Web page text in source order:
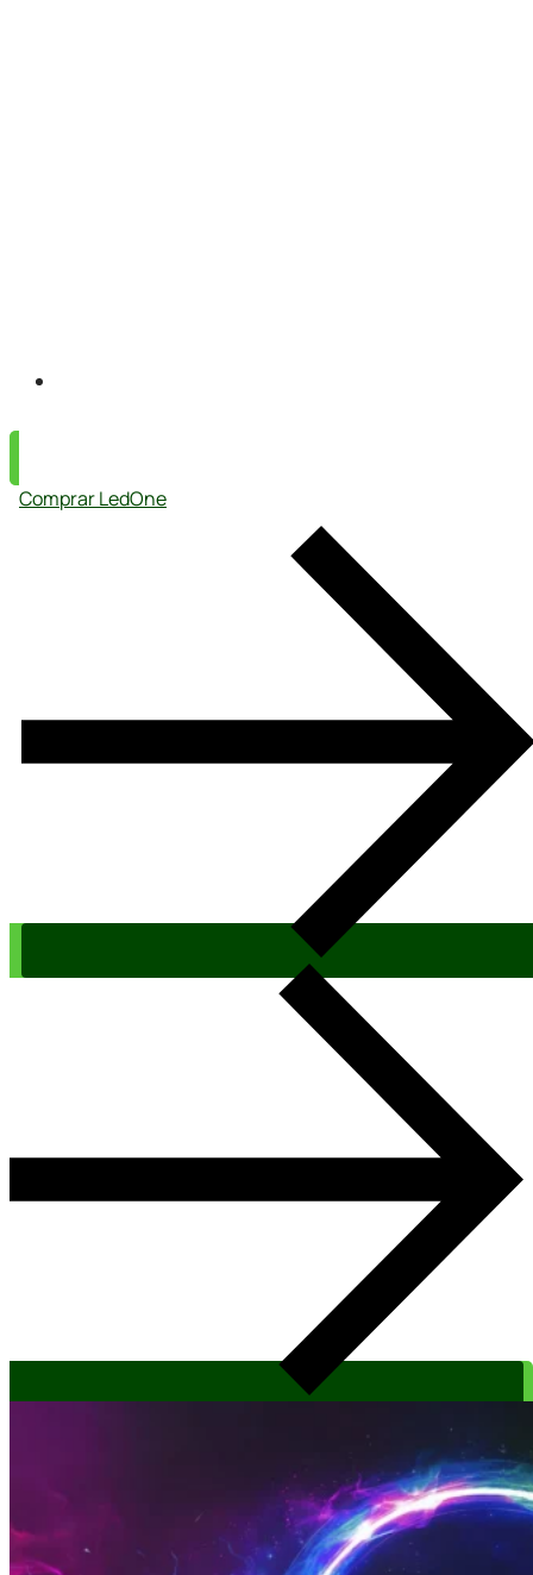
Comprar LedOne